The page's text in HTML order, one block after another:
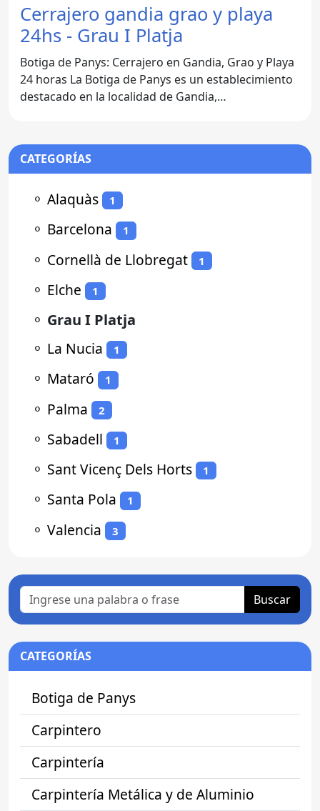
Cerrajero gandia grao y playa
24hs - Grau I Platja
Botiga de Panys: Cerrajero en Gandia, Grao y Playa
24 horas La Botiga de Panys es un establecimiento
destacado en la localidad de Gandia,
CATEGORÍAS
⚬ Alaquàs 1
⚬ Barcelona 1
⚬ Cornellà de Llobregat 1
⚬ Elche 1
⚬ Grau I Platja
⚬ La Nucia 1
⚬ Mataró 1
⚬ Palma 2
⚬ Sabadell 1
⚬ Sant Vicenç Dels Horts 1
⚬ Santa Pola 1
⚬ Valencia 3
Buscar
CATEGORÍAS
Botiga de Panys
Carpintero
Carpintería
Carpintería Metálica y de Aluminio